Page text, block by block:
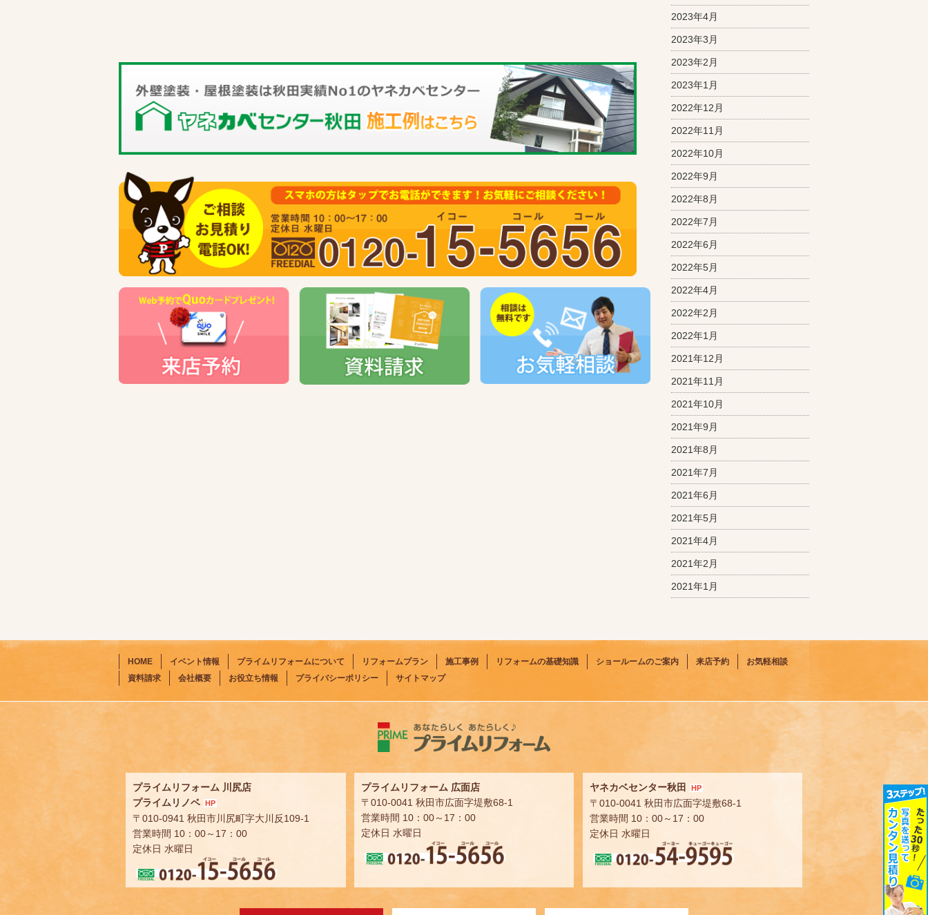
2023年4月
2023年3月
2023年2月
2023年1月
2022年12月
2022年11月
2022年10月
2022年9月
2022年8月
2022年7月
2022年6月
2022年5月
2022年4月
2022年2月
2022年1月
2021年12月
2021年11月
2021年10月
2021年9月
2021年8月
2021年7月
2021年6月
2021年5月
2021年4月
2021年2月
2021年1月
HOME イベント情報 プライムリフォームについて リフォームプラン 施工事例 リフォームの基礎知識 ショールームのご案内 来店予約
お気軽相談
資料請求
会社概要 お役立ち情報 プライバシーポリシー サイトマップ
プライムリフォーム 川尻店
プライムリノベ
HP
〒010-0941 秋田市川尻町字大川反109-1
営業時間 10：00～17：00
定休日 水曜日
プライムリフォーム 広面店
〒010-0041 秋田市広面字堤敷68-1
営業時間 10：00～17：00
定休日 水曜日
ヤネカベセンター秋田 HP
〒010-0041 秋田市広面字堤敷68-1
営業時間 10：00～17：00
定休日 水曜日